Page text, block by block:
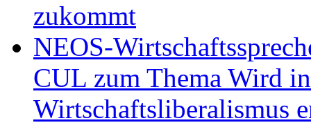
zukommt
NEOS-
CUL zum Thema Wird
Wirtschaftsliberalismus